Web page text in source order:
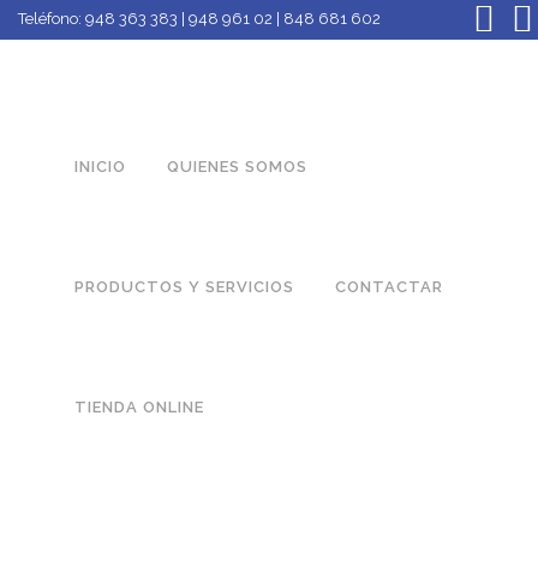
Teléfono: 948 363 383 | 948 961 02 | 848 681 602
INICIO QUIENES SOMOS
PRODUCTOS Y SERVICIOS CONTACTAR
TIENDA ONLINE